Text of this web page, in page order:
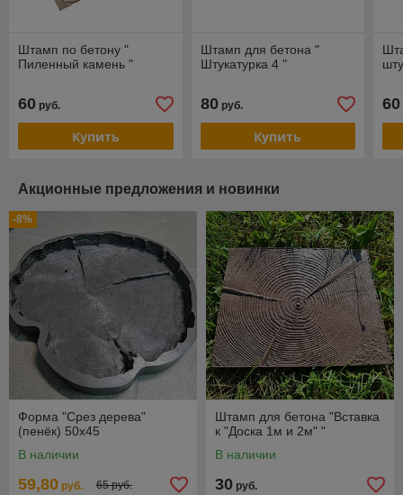
Штамп по бетону "
Пиленный камень "
60 руб.
Купить
Штамп для бетона "
Штукатурка 4 "
80руб.
Купить
60
Акционные предложения и новинки
-8%
Форма "Срез дерева"
(пенёк) 50х45
В наличии
59,80 руб. 65 руб.
Штамп для бетона "Вставка
к "Доска 1м и 2м" "
В наличии
30 руб.